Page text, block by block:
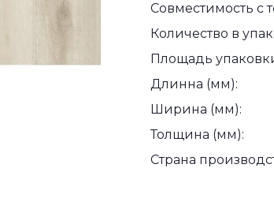
Совместимость с
Количество в
Площадь
Длинна (мм):
Ширина (мм):
Толщина (мм):
Страна